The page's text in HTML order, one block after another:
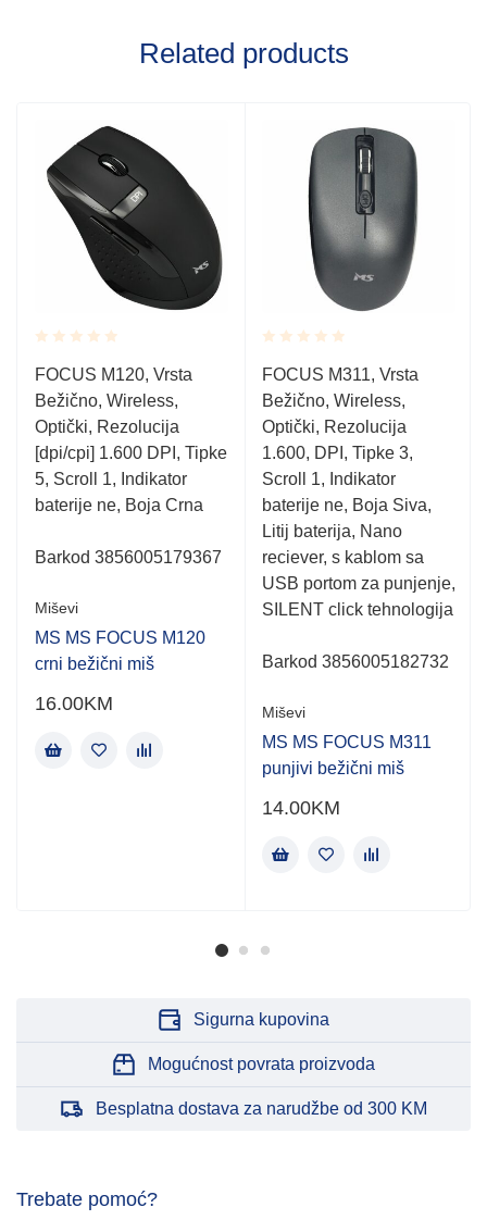
Related products
Rated
0.001
out
of
5
FOCUS M120, Vrsta
Bežično, Wireless,
Optički, Rezolucija
[dpi/cpi] 1.600 DPI, Tipke
5, Scroll 1, Indikator
baterije ne, Boja Crna
Barkod 3856005179367
Miševi
MS MS FOCUS M120
crni bežični miš
16.00KM
Rated
0.001
out
of
5
FOCUS M311, Vrsta
Bežično, Wireless,
Optički, Rezolucija
1.600, DPI, Tipke 3,
Scroll 1, Indikator
baterije ne, Boja Siva,
Litij baterija, Nano
reciever, s kablom sa
USB portom za punjenje,
SILENT click tehnologija
Barkod 3856005182732
Miševi
MS MS FOCUS M311
punjivi bežični miš
14.00KM
Sigurna kupovina
Mogućnost povrata proizvoda
Besplatna dostava za narudžbe od 300 KM
Trebate pomoć?